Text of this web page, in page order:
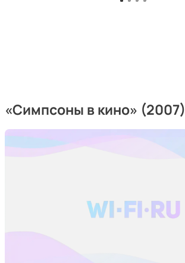
«Симпсоны в кино» (2007)